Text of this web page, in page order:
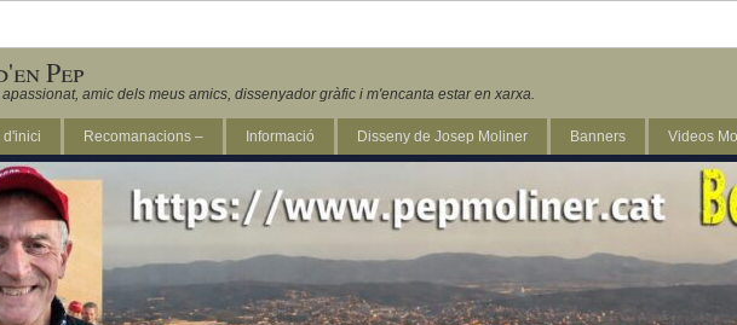
Pep
amic dels meus amics, dissenyador gràfic i m'encanta estar en xarxa.
d'inici Recomanacions – Informació Disseny de Josep Moliner Banners Videos
Marathon 295